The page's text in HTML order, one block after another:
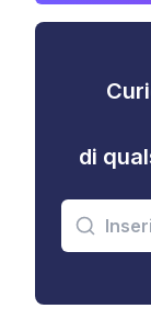
di